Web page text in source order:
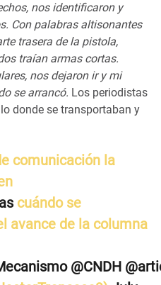
nos identificaron y
Con palabras altisonantes
trasera de la pistola,
traían armas cortas.
nos dejaron ir y mi
se arrancó. Los periodistas
donde se transportaban y
comunicación la
cuándo se
avance de la columna
@CNDH